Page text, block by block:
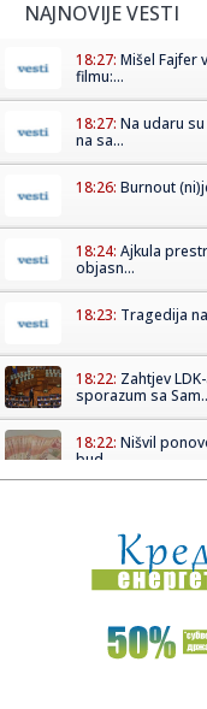
NAJNOVIJE VESTI
18:27: Mišel Fajfer
filmu:...
18:27: Na udaru
na sa...
18:26: Burnout
18:24: Ajkula
objasn...
18:23: Tragedija
18:22: Zahtjev
sporazum sa
18:22: Nišvil
bud...
18:20:Kenan o
posao"
18:18:Rodri
Barselon...
Vučić će